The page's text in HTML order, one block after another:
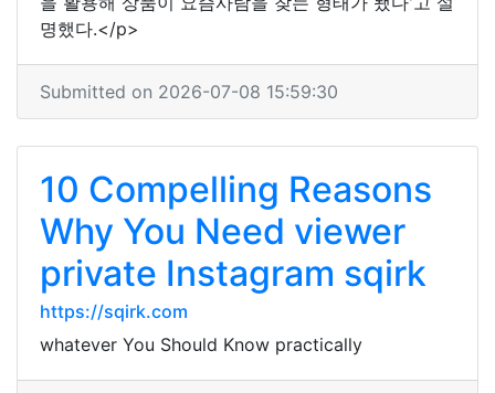
명했다.</p>
Submitted on 2026-07-08 15:59:30
10 Compelling Reasons
Why You Need viewer
private Instagram sqirk
https://sqirk.com
whatever You Should Know practically